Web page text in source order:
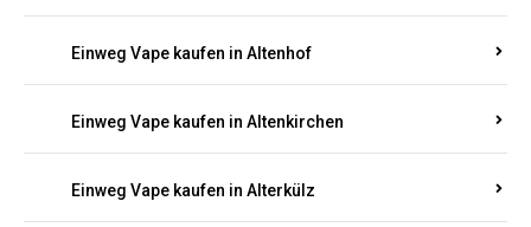
Einweg Vape kaufen in Altenhof
Einweg Vape kaufen in Altenkirchen
Einweg Vape kaufen in Alterkülz